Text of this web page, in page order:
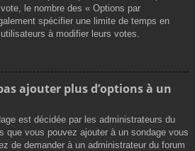
le nombre des « Options par
spécifier une limite de temps en
à modifier leurs votes.
ajouter plus d’options à un
est décidée par les administrateurs du
que vous pouvez ajouter à un sondage vous
de demander à un administrateur du forum